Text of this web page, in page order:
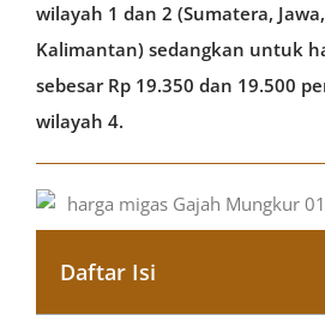
wilayah 1 dan 2 (Sumatera,
Kalimantan) sedangkan untuk
sebesar Rp 19.350 dan 19.500
wilayah 4.
Daftar Isi